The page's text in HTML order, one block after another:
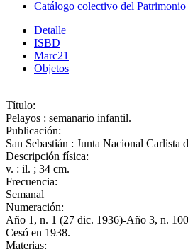
Catálogo colectivo del
Detalle
ISBD
Marc21
Objetos
Título:
Pelayos : semanario infantil.
Publicación:
San Sebastián : Junta Nacional Carlista
Descripción física:
v. : il. ; 34 cm.
Frecuencia:
Semanal
Numeración:
Año 1, n. 1 (27 dic. 1936)-Año 3, n.
Cesó en 1938.
Materias: